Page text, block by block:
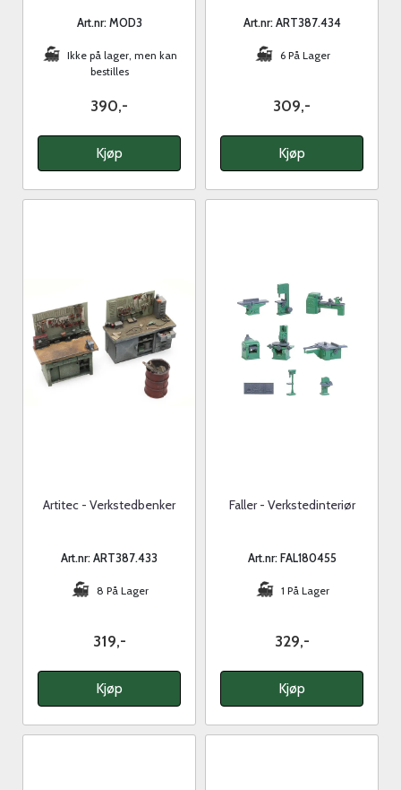
Art.nr: MOD3
Ikke på lager, men kan
bestilles
390,-
Kjøp
Art.nr: ART387.434
6 På Lager
309,-
Kjøp
Artitec - Verkstedbenker
Art.nr: ART387.433
8 På Lager
319,-
Kjøp
Faller - Verkstedinteriør
Art.nr: FAL180455
1 På Lager
329,-
Kjøp